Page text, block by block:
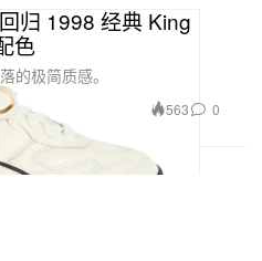
归 1998 经典 King
色
的极简质感。
563 0